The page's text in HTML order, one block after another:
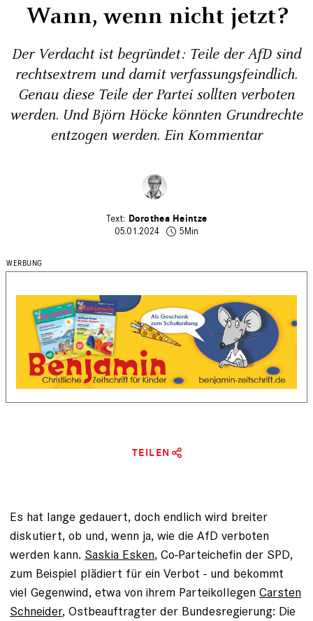
Wann, wenn nicht jetzt?
Der Verdacht ist begründet: Teile der AfD sind
rechtsextrem und damit verfassungsfeindlich.
Genau diese Teile der Partei sollten verboten
werden. Und Björn Höcke könnten Grundrechte
entzogen werden. Ein Kommentar
Dorothea Heintze
05.01.2024
5Min
TEILEN
Es hat lange gedauert, doch endlich wird breiter
diskutiert, ob und, wenn ja, wie die AfD verboten
werden kann. Saskia Esken, Co-Parteichefin der SPD,
zum Beispiel plädiert für ein Verbot - und bekommt
viel Gegenwind, etwa von ihrem Parteikollegen Carsten
Schneider, Ostbeauftragter der Bundesregierung: Die